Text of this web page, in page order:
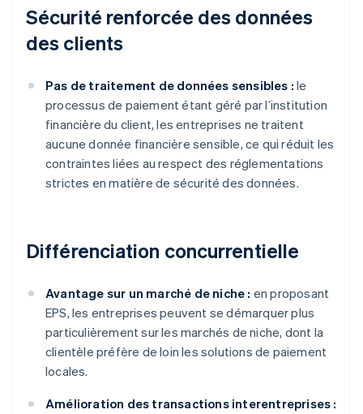
Sécurité renforcée des données
des clients
Pas de traitement de données sensibles : le
processus de paiement étant géré par l’institution
financière du client, les entreprises ne traitent
aucune donnée financière sensible, ce qui réduit les
contraintes liées au respect des réglementations
strictes en matière de sécurité des données.
Différenciation concurrentielle
Avantage sur un marché de niche : en proposant
EPS, les entreprises peuvent se démarquer plus
particulièrement sur les marchés de niche, dont la
clientèle préfère de loin les solutions de paiement
locales.
Amélioration des transactions interentreprises :